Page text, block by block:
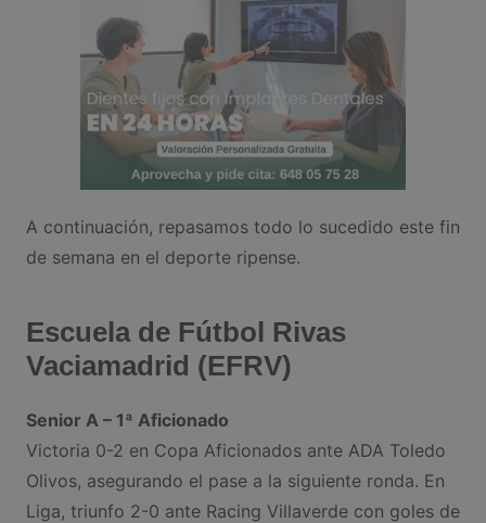
A continuación, repasamos todo lo sucedido este fin
de semana en el deporte ripense.
Escuela de Fútbol Rivas
Vaciamadrid (EFRV)
Senior A – 1ª Aficionado
Victoria 0-2 en Copa Aficionados ante ADA Toledo
Olivos, asegurando el pase a la siguiente ronda. En
Liga, triunfo 2-0 ante Racing Villaverde con goles de